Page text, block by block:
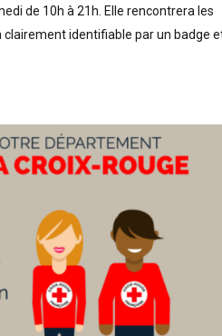
de 10h à 21h. Elle rencontrera les
identifiable par un badge